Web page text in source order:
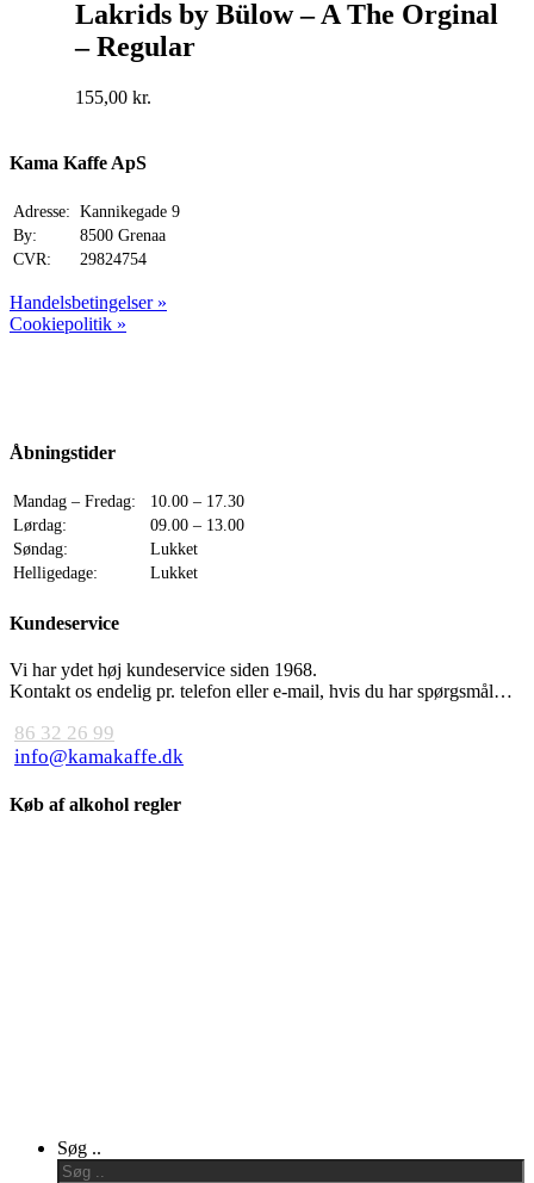
Lakrids by Bülow – A The Orginal
– Regular
155,00 kr.
Kama Kaffe ApS
Adresse: Kannikegade 9
By:
8500 Grenaa
CVR:
29824754
Handelsbetingelser »
Cookiepolitik »
Åbningstider
Mandag – Fredag:
10.00 – 17.30
Lørdag:
09.00 – 13.00
Søndag:
Lukket
Helligedage:
Lukket
Kundeservice
Vi har ydet høj kundeservice siden 1968.
Kontakt os endelig pr. telefon eller e-mail, hvis du har spørgsmål…
86 32 26 99
info@kamakaffe.dk
Køb af alkohol regler
Menu
Søg ..